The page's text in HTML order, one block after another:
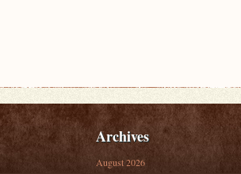
Archives
August 2026